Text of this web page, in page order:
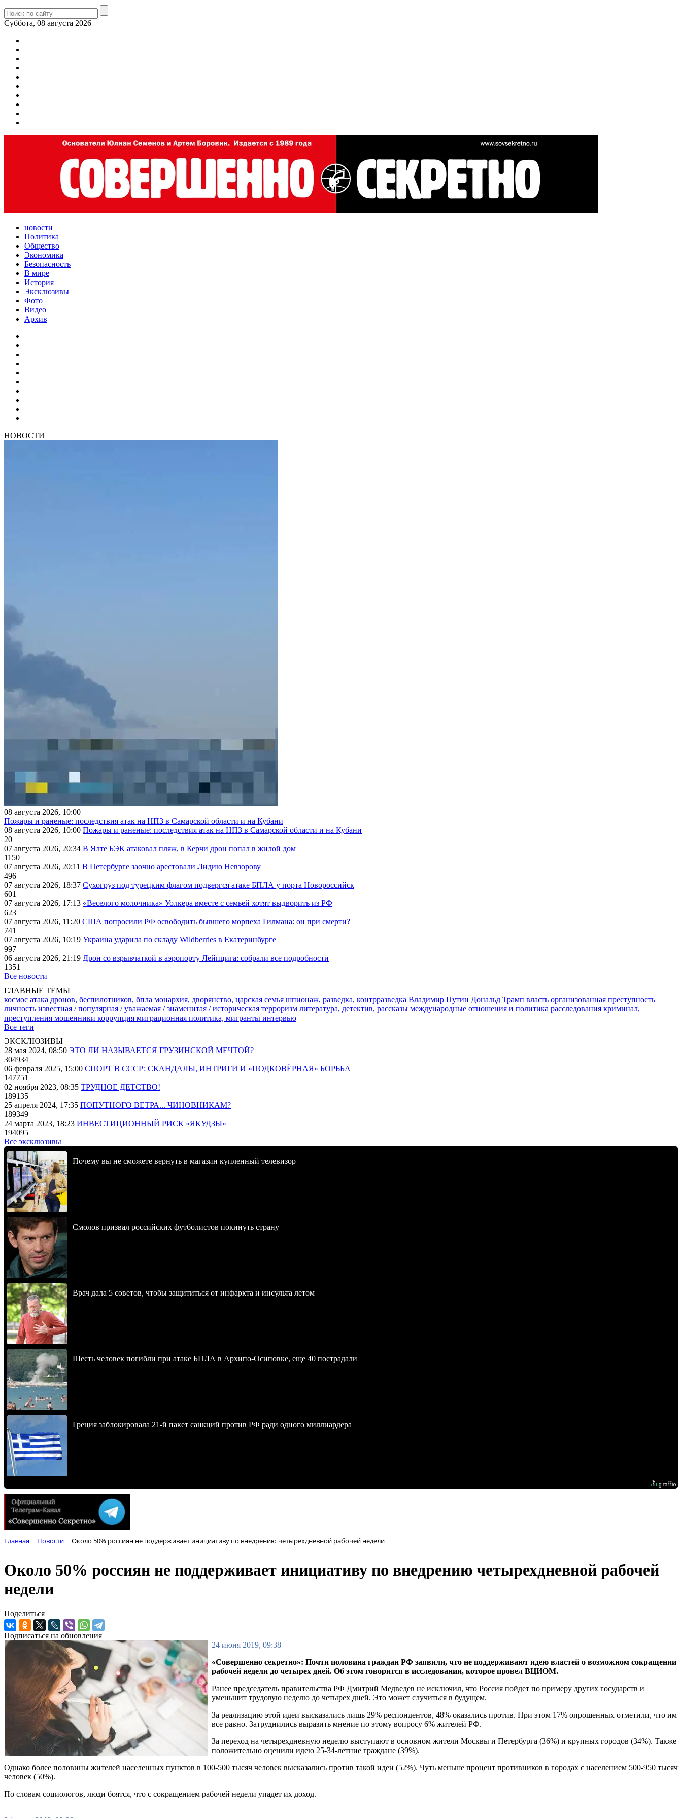
Суббота, 08 августа 2026
новости
Политика
Общество
Экономика
Безопасность
В мире
История
Эксклюзивы
Фото
Видео
Архив
НОВОСТИ
08 августа 2026, 10:00
Пожары и раненые: последствия атак на НПЗ в Самарской области и на Кубани
08 августа 2026, 10:00 Пожары и раненые: последствия атак на НПЗ в Самарской области и на Кубани
20
07 августа 2026, 20:34 В Ялте БЭК атаковал пляж, в Керчи дрон попал в жилой дом
1150
07 августа 2026, 20:11 В Петербурге заочно арестовали Лидию Невзорову
496
07 августа 2026, 18:37 Сухогруз под турецким флагом подвергся атаке БПЛА у порта Новороссийск
601
07 августа 2026, 17:13 «Веселого молочника» Уолкера вместе с семьей хотят выдворить из РФ
623
07 августа 2026, 11:20 США попросили РФ освободить бывшего морпеха Гилмана: он при смерти?
741
07 августа 2026, 10:19 Украина ударила по складу Wildberries в Екатеринбурге
997
06 августа 2026, 21:19 Дрон со взрывчаткой в аэропорту Лейпцига: собрали все подробности
1351
Все новости
ГЛАВНЫЕ ТЕМЫ
космос атака дронов, беспилотников, бпла монархия, дворянство, царская семья шпионаж, разведка, контрразведка Владимир Путин Дональд Трамп власть организованная преступность
личность известная / популярная / уважаемая / знаменитая / историческая терроризм литература, детектив, рассказы международные отношения и политика расследования криминал,
преступления мошенники коррупция миграционная политика, мигранты интервью
Все теги
ЭКСКЛЮЗИВЫ
28 мая 2024, 08:50 ЭТО ЛИ НАЗЫВАЕТСЯ ГРУЗИНСКОЙ МЕЧТОЙ?
304934
06 февраля 2025, 15:00 СПОРТ В СССР: СКАНДАЛЫ, ИНТРИГИ И «ПОДКОВЁРНАЯ» БОРЬБА
147751
02 ноября 2023, 08:35 ТРУДНОЕ ДЕТСТВО!
189135
25 апреля 2024, 17:35 ПОПУТНОГО ВЕТРА... ЧИНОВНИКАМ?
189349
24 марта 2023, 18:23 ИНВЕСТИЦИОННЫЙ РИСК «ЯКУДЗЫ»
194095
Все эксклюзивы
Почему вы не сможете вернуть в магазин купленный телевизор
Смолов призвал российских футболистов покинуть страну
Врач дала 5 советов, чтобы защититься от инфаркта и инсульта летом
Шесть человек погибли при атаке БПЛА в Архипо-Осиповке, еще 40 пострадали
Греция заблокировала 21-й пакет санкций против РФ ради одного миллиардера
Главная Новости Около 50% россиян не поддерживает инициативу по внедрению четырехдневной рабочей недели
Около 50% россиян не поддерживает инициативу по внедрению четырехдневной рабочей
недели
Поделиться
Подписаться на обновления
24 июня 2019, 09:38
«Совершенно секретно»: Почти половина граждан РФ заявили, что не поддерживают идею властей о возможном сокращении
рабочей недели до четырех дней. Об этом говорится в исследовании, которое провел ВЦИОМ.
Ранее председатель правительства РФ Дмитрий Медведев не исключил, что Россия пойдет по примеру других государств и
уменьшит трудовую неделю до четырех дней. Это может случиться в будущем.
За реализацию этой идеи высказались лишь 29% респондентов, 48% оказались против. При этом 17% опрошенных отметили, что им
все равно. Затруднились выразить мнение по этому вопросу 6% жителей РФ.
За переход на четырехдневную неделю выступают в основном жители Москвы и Петербурга (36%) и крупных городов (34%). Также
положительно оценили идею 25-34-летние граждане (39%).
Однако более половины жителей населенных пунктов в 100-500 тысяч человек высказались против такой идеи (52%). Чуть меньше процент противников в городах с населением 500-950 тысяч
человек (50%).
По словам социологов, люди боятся, что с сокращением рабочей недели упадет их доход.